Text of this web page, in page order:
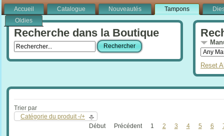
Accueil Catalogue Nouveautés Tampons
Oldies
Recherche dans la Boutique
Reset
Trier par
Catégorie du produit -/+
Début
Précédent 1 2 3 4 5 6